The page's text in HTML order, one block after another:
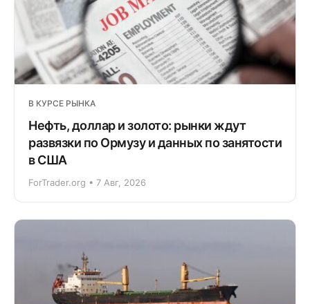
В КУРСЕ РЫНКА
Нефть, доллар и золото: рынки ждут
развязки по Ормузу и данных по занятости
в США
ForTrader.org • 7 Авг, 2026